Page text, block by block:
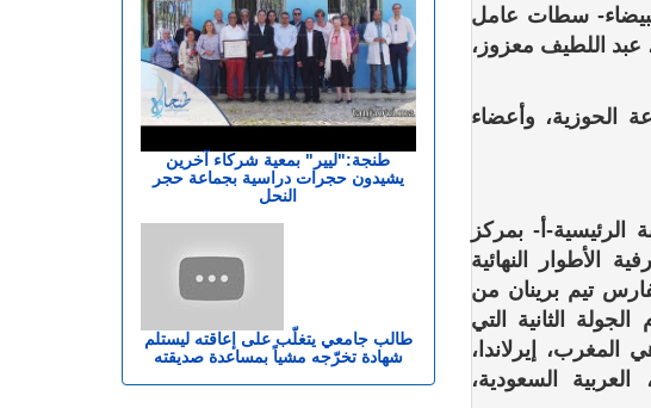
سطات عامل
عبد اللطيف معزوز،
الحوزية، وأعضاء
الرئيسية-أ- بمركز
الأطوار النهائية
تيم برينان من
الثانية التي
إيرلاندا،
السعودية،
طنجة:"ليير" بمعية شركاء آخرين
يشيدون حجرات دراسية بجماعة حجر
النحل
طالب جامعي يتغلّب على إعاقته ليستلم
شهادة تخرّجه مشياً بمساعدة صديقته